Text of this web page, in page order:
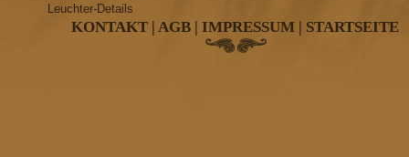
Leuchter-Details
KONTAKT | AGB | IMPRESSUM | STARTSEITE